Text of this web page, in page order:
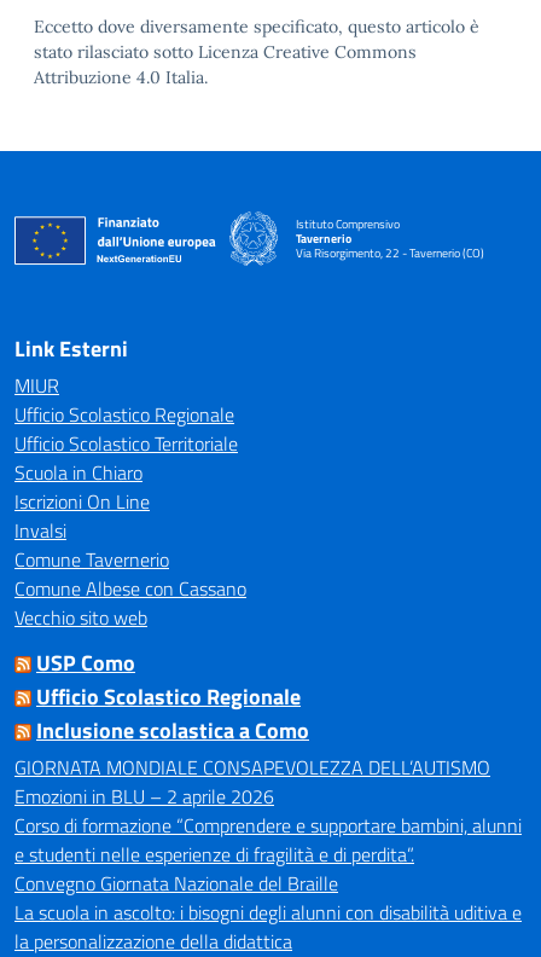
Eccetto dove diversamente specificato, questo articolo è
stato rilasciato sotto Licenza Creative Commons
Attribuzione 4.0 Italia.
Istituto Comprensivo
Tavernerio
Via Risorgimento, 22 - Tavernerio (CO)
— Visita la pagina iniziale della scuola
Link Esterni
MIUR
Ufficio Scolastico Regionale
Ufficio Scolastico Territoriale
Scuola in Chiaro
Iscrizioni On Line
Invalsi
Comune Tavernerio
Comune Albese con Cassano
Vecchio sito web
USP Como
Ufficio Scolastico Regionale
Inclusione scolastica a Como
GIORNATA MONDIALE CONSAPEVOLEZZA DELL’AUTISMO
Emozioni in BLU – 2 aprile 2026
Corso di formazione “Comprendere e supportare bambini, alunni
e studenti nelle esperienze di fragilità e di perdita”.
Convegno Giornata Nazionale del Braille
La scuola in ascolto: i bisogni degli alunni con disabilità uditiva e
la personalizzazione della didattica